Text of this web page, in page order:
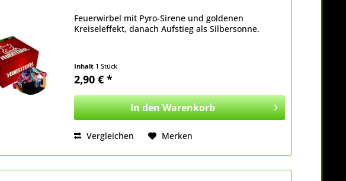
Feuerwirbel mit Pyro-Sirene und goldenen
Kreiseleffekt, danach Aufstieg als Silbersonne.
Inhalt 1 Stück
2,90 € *
In denWarenkorb
Vergleichen Merken